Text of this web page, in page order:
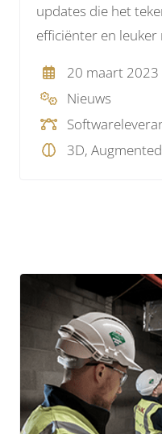
updates die het
efficiënter en leuker
20 maart 2023
Nieuws